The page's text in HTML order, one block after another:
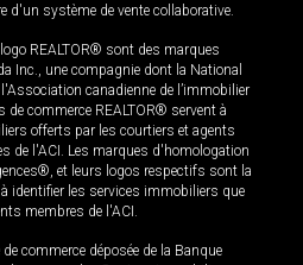
d'un système de vente collaborative.
REALTOR® sont des marques
Inc., une compagnie dont la National
canadienne de l’immobilier
commerce REALTOR® servent à
offerts par les courtiers et agents
de l'ACI. Les marques d'homologation
et leurs logos respectifs sont la
identifier les services immobiliers que
membres de l'ACI.
commerce déposée de la Banque